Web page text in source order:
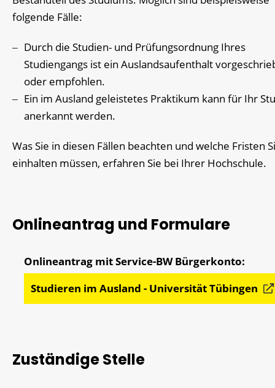
folgende Fälle:
Durch die Studien- und Prüfungsordnung Ihres
Studiengangs ist ein Auslandsaufenthalt
oder empfohlen.
Ein im Ausland geleistetes Praktikum kann für Ihr
anerkannt werden.
Was Sie in diesen Fällen beachten und welche Fristen
einhalten müssen, erfahren Sie bei Ihrer Hochschule.
Onlineantrag und Formulare
Studieren im Ausland - Universität Tübingen
Zuständige Stelle